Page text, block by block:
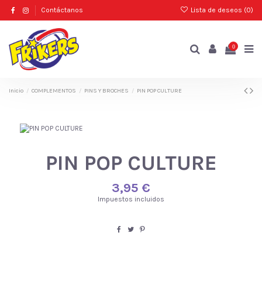
Contáctanos Lista de deseos (0)
0
Inicio COMPLEMENTOS PINS Y BROCHES PIN POP CULTURE
PIN POP CULTURE
3,95 €
Impuestos incluidos